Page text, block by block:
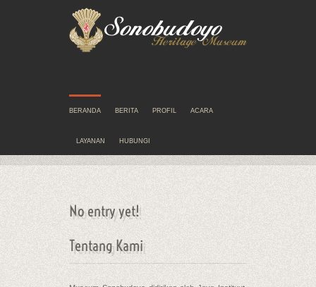
BERANDA BERITA PROFIL ACARA
LAYANAN HUBUNGI
No entry yet!
Tentang Kami